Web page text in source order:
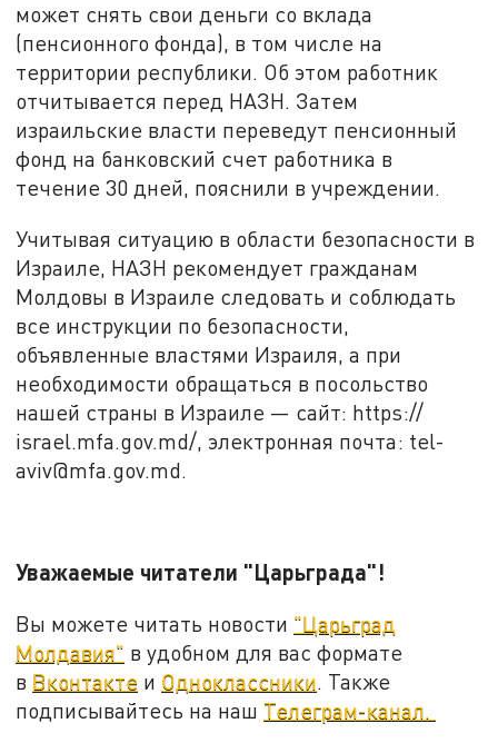
может снять свои деньги со вклада
(пенсионного фонда), в том числе на
территории республики. Об этом работник
отчитывается перед НАЗН. Затем
израильские власти переведут пенсионный
фонд на банковский счет работника в
течение 30 дней, пояснили в учреждении.
Учитывая ситуацию в области безопасности в
Израиле, НАЗН рекомендует гражданам
Молдовы в Израиле следовать и соблюдать
все инструкции по безопасности,
объявленные властями Израиля, а при
необходимости обращаться в посольство
нашей страны в Израиле — сайт: https://
israel.mfa.gov.md/, электронная почта: tel-
aviv@mfa.gov.md.
Уважаемые читатели "Царьграда"!
Вы можете читать новости "Царьград
Молдавия" в удобном для вас формате
в Вконтакте и Одноклассники. Также
подписывайтесь на наш Телеграм-канал.